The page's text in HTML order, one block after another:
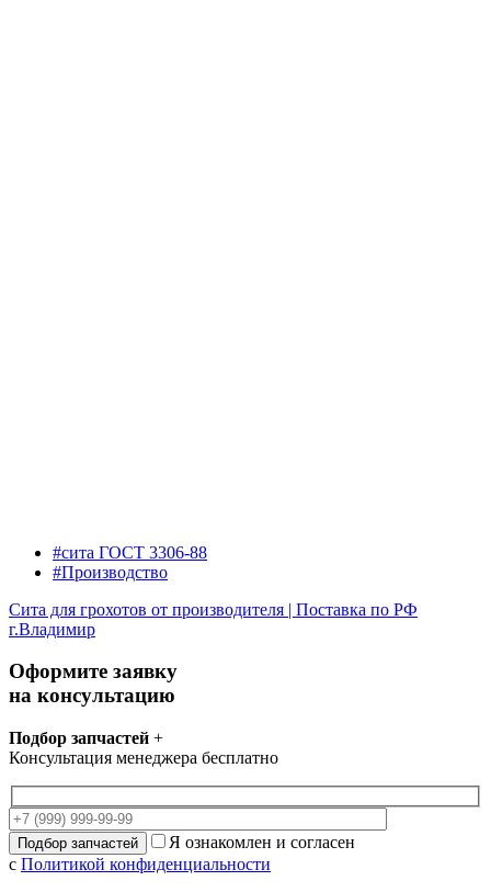
#сита ГОСТ 3306-88
#Производство
Сита для грохотов от производителя | Поставка по РФ
г.Владимир
Оформите заявку
на консультацию
Подбор запчастей +
Консультация менеджера бесплатно
Я ознакомлен и согласен
с Политикой конфиденциальности